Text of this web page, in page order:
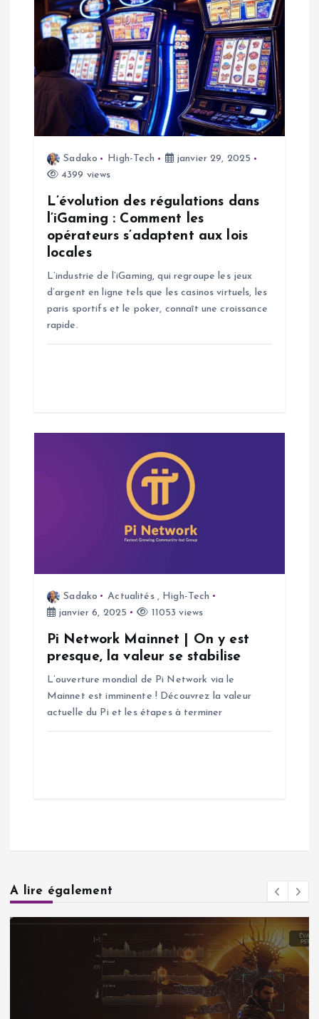
o
n
d
e
Sadako High-Tech
janvier 29, 2025
4399 views
L’évolution des régulations dans
l’iGaming : Comment les
opérateurs s’adaptent aux lois
locales
L’industrie de l’iGaming, qui regroupe les jeux
d’argent en ligne tels que les casinos virtuels, les
paris sportifs et le poker, connaît une croissance
rapide.
Sadako Actualités, High-Tech
janvier 6, 2025
11053 views
Pi Network Mainnet | On y est
presque, la valeur se stabilise
L’ouverture mondial de Pi Network via le
Mainnet est imminente ! Découvrez la valeur
actuelle du Pi et les étapes à terminer
A lire également